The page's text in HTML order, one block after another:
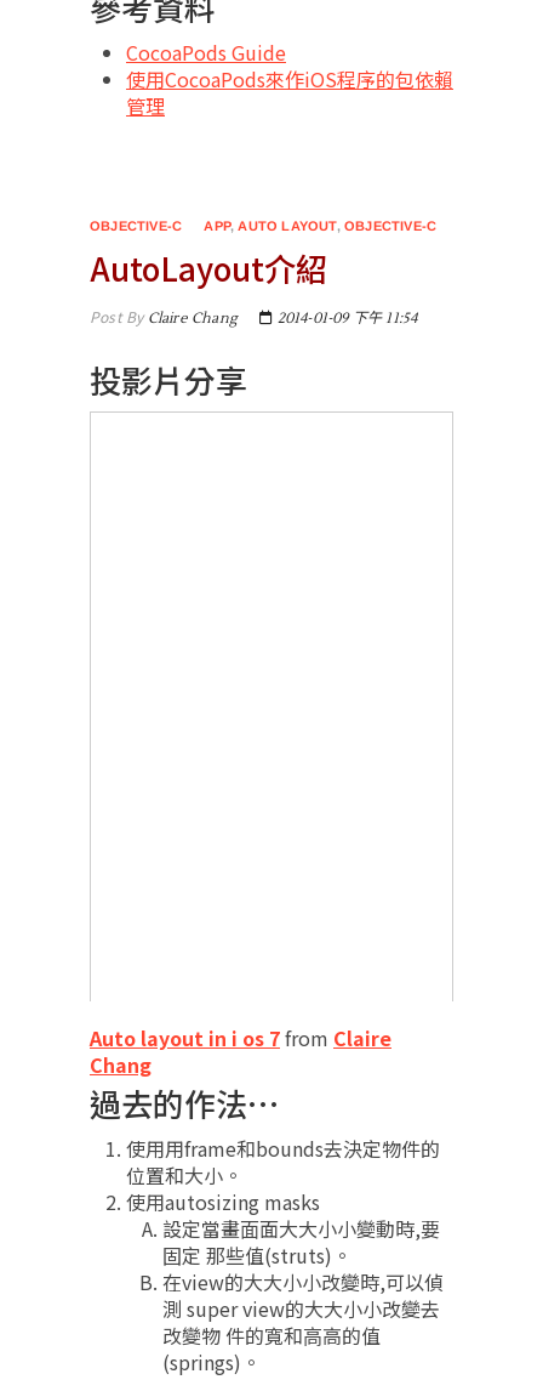
CocoaPods Guide
使用CocoaPods來作iOS程序的包依賴
管理
OBJECTIVE-C APP,AUTO LAYOUT,OBJECTIVE-C
AutoLayout介紹
Post ByClaire Chang 2014-01-09 下午 11:54
投影片分享
Auto layout in i os 7from Claire
Chang
過去的作法…
使⽤用frame和bounds去決定物件的
位置和⼤小。
使用autosizing masks
設定當畫⾯面⼤大⼩小變動時,要
固定 那些值(struts)。
在view的⼤大⼩小改變時,可以偵
測 super view的⼤大⼩小改變去
改變物 件的寬和⾼高的值
(springs)。